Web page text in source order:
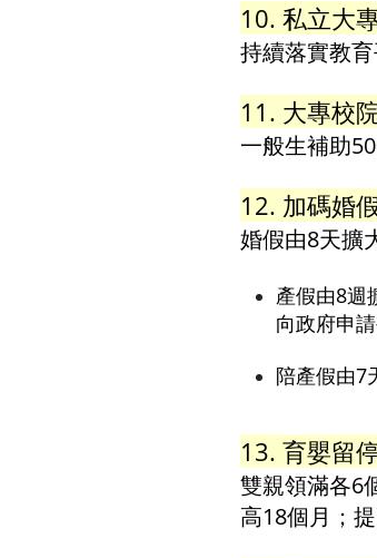
10. 私立大
持續落實教
11. 大專校
一般生補助
12. 加碼婚
婚假由8天擴
產假由8週
向政府申請
陪產假由7
13. 育嬰留
雙親領滿各6
高18個月；